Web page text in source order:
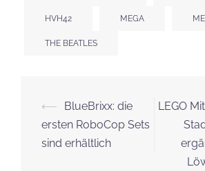
HVH42 MEGA
THE BEATLES
Beitrags-
Navigation
⟵
BlueBrixx: die
ersten RoboCop Sets
sind erhältlich
LEGO